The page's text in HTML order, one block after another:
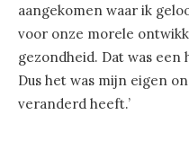
aangekomen waar ik
voor onze morele
gezondheid. Dat was een
Dus het was mijn eigen
veranderd heeft.’